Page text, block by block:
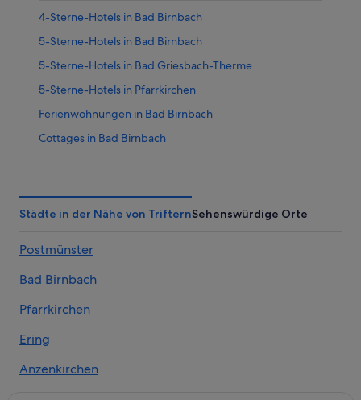
4-Sterne-Hotels in Bad Birnbach
5-Sterne-Hotels in Bad Birnbach
5-Sterne-Hotels in Bad Griesbach-Therme
5-Sterne-Hotels in Pfarrkirchen
Ferienwohnungen in Bad Birnbach
Cottages in Bad Birnbach
Golf in Bad Birnbach
Hotels mit Frühstück in Bad Birnbach
Hotels mit Kinderbetreuung in Bad Birnbach
Hotels mit Pool in Bad Birnbach
Independent Hotels in Bad Birnbach
Städte in der Nähe von TrifternSehenswürdige Orte
Postmünster
Bad Birnbach
Pfarrkirchen
Ering
Anzenkirchen